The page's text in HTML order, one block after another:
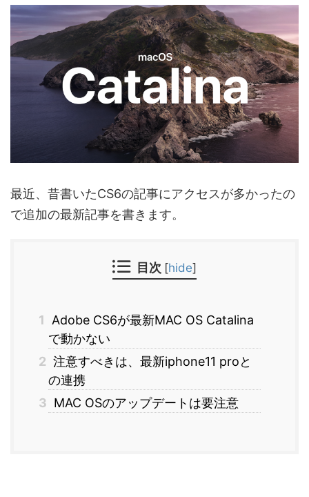
最近、昔書いたCS6の記事にアクセスが多かったの
で追加の最新記事を書きます。
目次 [hide]
1
Adobe CS6が最新MAC OS Catalina
で動かない
2 注意すべきは、最新iphone11 proと
の連携
3 MAC OSのアップデートは要注意